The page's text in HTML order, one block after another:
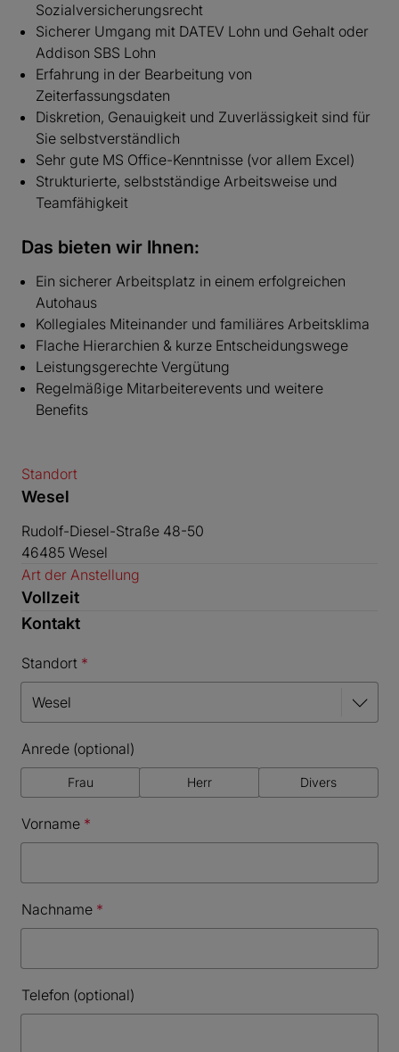
Sozialversicherungsrecht
Sicherer Umgang mit DATEV Lohn und Gehalt oder
Addison SBS Lohn
Erfahrung in der Bearbeitung von
Zeiterfassungsdaten
Diskretion, Genauigkeit und Zuverlässigkeit sind für
Sie selbstverständlich
Sehr gute MS Office-Kenntnisse (vor allem Excel)
Strukturierte, selbstständige Arbeitsweise und
Teamfähigkeit
Das bieten wir Ihnen:
Ein sicherer Arbeitsplatz in einem erfolgreichen
Autohaus
Kollegiales Miteinander und familiäres Arbeitsklima
Flache Hierarchien & kurze Entscheidungswege
Leistungsgerechte Vergütung
Regelmäßige Mitarbeiterevents und weitere
Benefits
Standort
Wesel
Rudolf-Diesel-Straße 48-50
46485 Wesel
Art der Anstellung
Vollzeit
Kontakt
Standort
Anrede (optional)
Frau Herr Divers
Vorname
Nachname
Telefon (optional)